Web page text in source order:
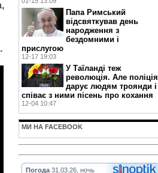
Папа Римський
відсвяткував день
народження з
бездомними і
прислугою
12-17 19:03
У Таїланді теж
революція. Але поліція
дарує людям троянди і
співає з ними пісень про кохання
12-04 10:47
МИ НА FACEBOOK
Погода 31.03.26, ночь